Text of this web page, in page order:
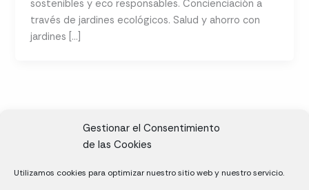
Gestionar el Consentimiento
de las Cookies
Utilizamos cookies para optimizar nuestro sitio web y nuestro servicio.
sostenibles y eco responsables. Concienciación a
través de jardines ecológicos. Salud y ahorro con
jardines […]
Cáceres